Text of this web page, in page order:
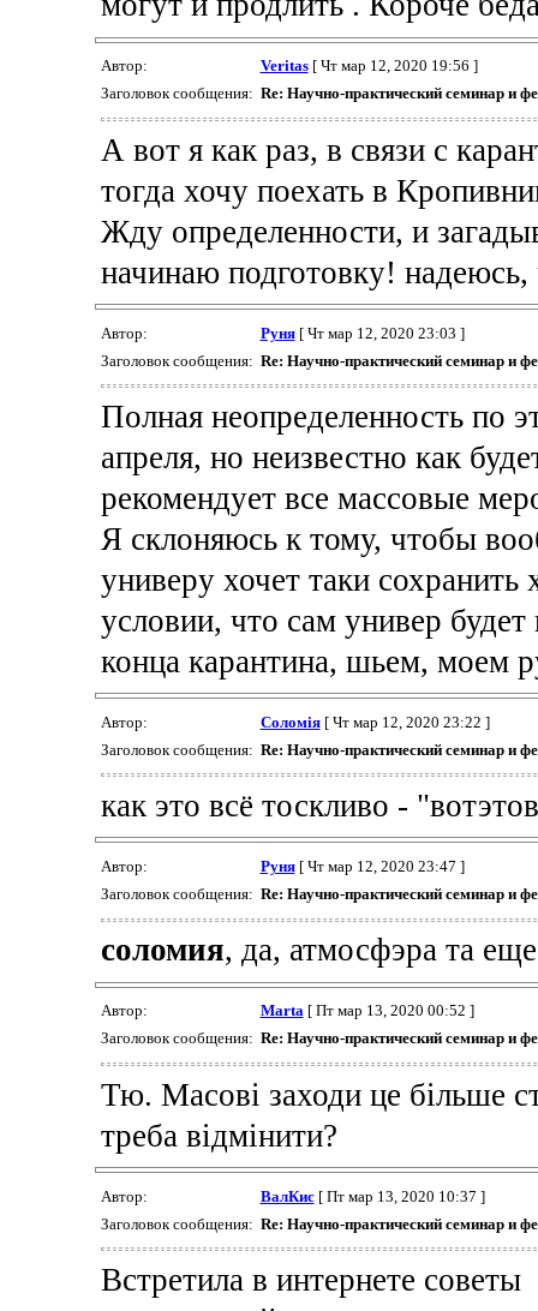
Автор: Veritas[ Чт мар 12, 2020 19:56 ]
Заголовок сообщения: Re: Научно-практический семинар и
А вот я как раз, в связи с
тогда хочу поехать в
Жду определенности, и
начинаю подготовку!
Автор: Руня[ Чт мар 12, 2020 23:03 ]
Заголовок сообщения: Re: Научно-практический семинар и
Полная неопределенность по
апреля, но неизвестно как
рекомендует все массовые
Я склоняюсь к тому, чтобы
универу хочет таки
условии, что сам универ
конца карантина, шьем, моем
Автор: Соломія[ Чт мар 12, 2020 23:22 ]
Заголовок сообщения: Re: Научно-практический семинар и
как это всё тоскливо -
Автор: Руня[ Чт мар 12, 2020 23:47 ]
Заголовок сообщения: Re: Научно-практический семинар и
соломия, да, атмосфэра та еще
Автор: Marta[ Пт мар 13, 2020 00:52 ]
Заголовок сообщения: Re: Научно-практический семинар и
Тю. Масові заходи це більше
треба відмінити?
Автор: ВалКис[ Пт мар 13, 2020 10:37 ]
Заголовок сообщения: Re: Научно-практический семинар и
Встретила в интернете советы